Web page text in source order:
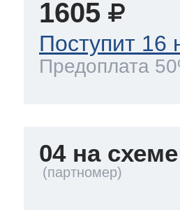
1605
Поступит 16
Предоплата
04 на